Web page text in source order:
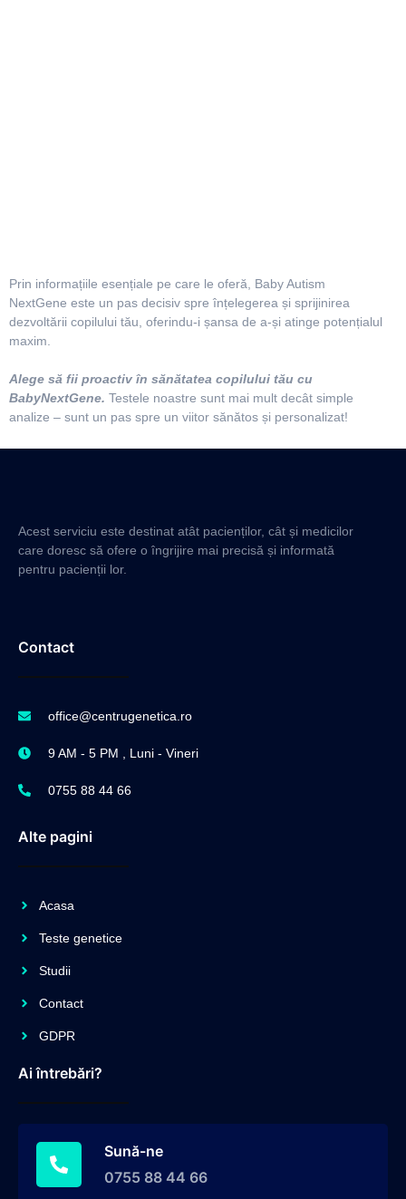
Prin informațiile esențiale pe care le oferă, Baby Autism
NextGene este un pas decisiv spre înțelegerea și sprijinirea
dezvoltării copilului tău, oferindu-i șansa de a-și atinge potențialul
maxim.
Alege să fii proactiv în sănătatea copilului tău cu
BabyNextGene. Testele noastre sunt mai mult decât simple
analize – sunt un pas spre un viitor sănătos și personalizat!
Acest serviciu este destinat atât pacienților, cât și medicilor
care doresc să ofere o îngrijire mai precisă și informată
pentru pacienții lor.
Contact
office@centrugenetica.ro
9 AM - 5 PM , Luni - Vineri
0755 88 44 66
Alte pagini
Acasa
Teste genetice
Studii
Contact
GDPR
Ai întrebări?
Sună-ne
0755 88 44 66